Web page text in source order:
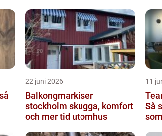
22 juni 2026
Balkongmarkiser
stockholm skugga, komfort
och mer tid utomhus
11
Så